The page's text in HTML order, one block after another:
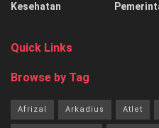
Kesehatan
Quick Links
Browse by Tag
Afrizal Arkadius Atlet